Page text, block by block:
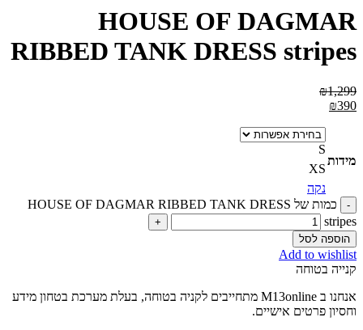
HOUSE OF DAGMAR
RIBBED TANK DRESS stripes
₪1,299
₪390
מידות
S
XS
נקה
כמות של HOUSE OF DAGMAR RIBBED TANK DRESS
stripes
הוספה לסל
Add to wishlist
קנייה בטוחה
אנחנו ב M13online מתחייבים לקניה בטוחה, בעלת מערכת בטחון מידע
וחסיון פרטים אישיים.